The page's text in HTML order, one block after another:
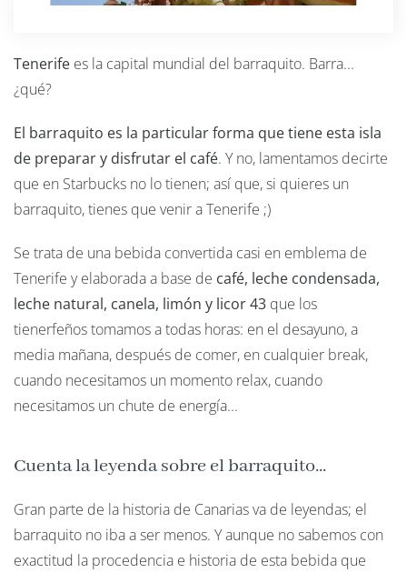
Tenerife es la capital mundial del barraquito. Barra...
¿qué?
El barraquito es la particular forma que tiene esta isla
de preparar y disfrutar el café. Y no, lamentamos decirte
que en Starbucks no lo tienen; así que, si quieres un
barraquito, tienes que venir a Tenerife ;)
Se trata de una bebida convertida casi en emblema de
Tenerife y elaborada a base de café, leche condensada,
leche natural, canela, limón y licor 43 que los
tienerfeños tomamos a todas horas: en el desayuno, a
media mañana, después de comer, en cualquier break,
cuando necesitamos un momento relax, cuando
necesitamos un chute de energía...
Cuenta la leyenda sobre el barraquito...
Gran parte de la historia de Canarias va de leyendas; el
barraquito no iba a ser menos. Y aunque no sabemos con
exactitud la procedencia e historia de esta bebida que